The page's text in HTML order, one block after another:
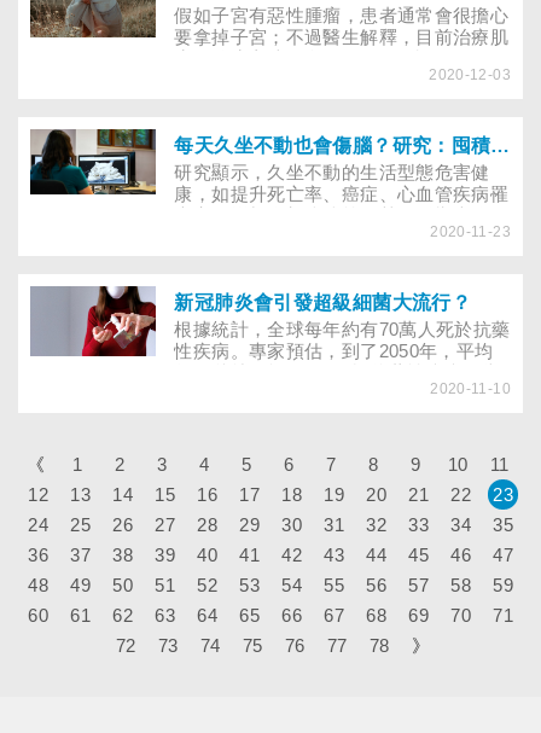
假如子宮有惡性腫瘤，患者通常會很擔心
要拿掉子宮；不過醫生解釋，目前治療肌
2020-12-03
每天久坐不動也會傷腦？研究：囤積腹部脂肪更容易失智！
研究顯示，久坐不動的生活型態危害健
康，如提升死亡率、癌症、心血管疾病罹
2020-11-23
新冠肺炎會引發超級細菌大流行？
根據統計，全球每年約有70萬人死於抗藥
性疾病。專家預估，到了2050年，平均
細菌能抵抗三種以上的抗生素，就稱為
面對超級細菌的威脅！想要預防超級細
2020-11-10
《 1 2 3 4 5 6 7 8 9 10
11
12
13 14 15 16 17 18 19 20 21 22
23
24
25 26 27 28 29 30 31 32 33 34
35
36
37 38 39 40 41 42 43 44 45 46
47
48
49 50 51 52 53 54 55 56 57 58
59
60
61 62 63 64 65 66 67 68 69 70
71
72
73 74 75 76 77 78 》